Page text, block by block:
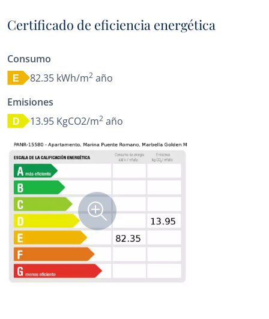
Certificado de eficiencia energética
Consumo
E 82.35 kWh/m2 año
Emisiones
D 13.95 KgCO2/m2 año